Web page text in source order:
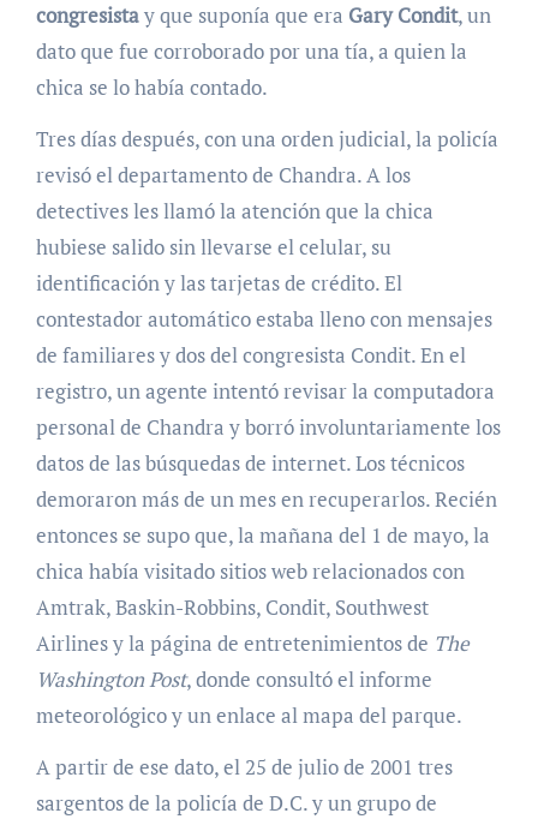
congresistay que suponía que era Gary Condit, un
dato que fue corroborado por una tía, a quien la
chica se lo había contado.
Tres días después, con una orden judicial, la policía
revisó el departamento de Chandra. A los
detectives les llamó la atención que la chica
hubiese salido sin llevarse el celular, su
identificación y las tarjetas de crédito. El
contestador automático estaba lleno con mensajes
de familiares y dos del congresista Condit. En el
registro, un agente intentó revisar la computadora
personal de Chandra y borró involuntariamente los
datos de las búsquedas de internet. Los técnicos
demoraron más de un mes en recuperarlos. Recién
entonces se supo que, la mañana del 1 de mayo, la
chica había visitado sitios web relacionados con
Amtrak, Baskin-Robbins, Condit, Southwest
Airlines y la página de entretenimientos de The
Washington Post, donde consultó el informe
meteorológico y un enlace al mapa del parque.
A partir de ese dato, el 25 de julio de 2001 tres
sargentos de la policía de D.C. y un grupo de